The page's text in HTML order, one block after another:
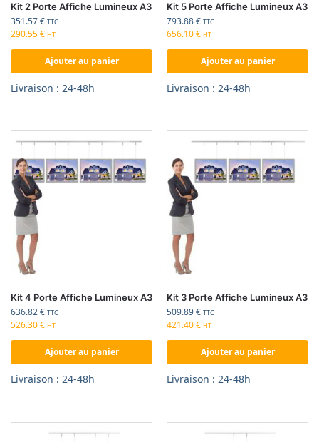
Kit 2 Porte Affiche Lumineux A3
351.57€ TTC
290.55€ HT
Ajouter au panier
Livraison : 24-48h
Kit 5 Porte Affiche Lumineux A3
793.88€ TTC
656.10€ HT
Ajouter au panier
Livraison : 24-48h
Kit 4 Porte Affiche Lumineux A3
636.82€ TTC
526.30€ HT
Ajouter au panier
Livraison : 24-48h
Kit 3 Porte Affiche Lumineux A3
509.89€ TTC
421.40€ HT
Ajouter au panier
Livraison : 24-48h